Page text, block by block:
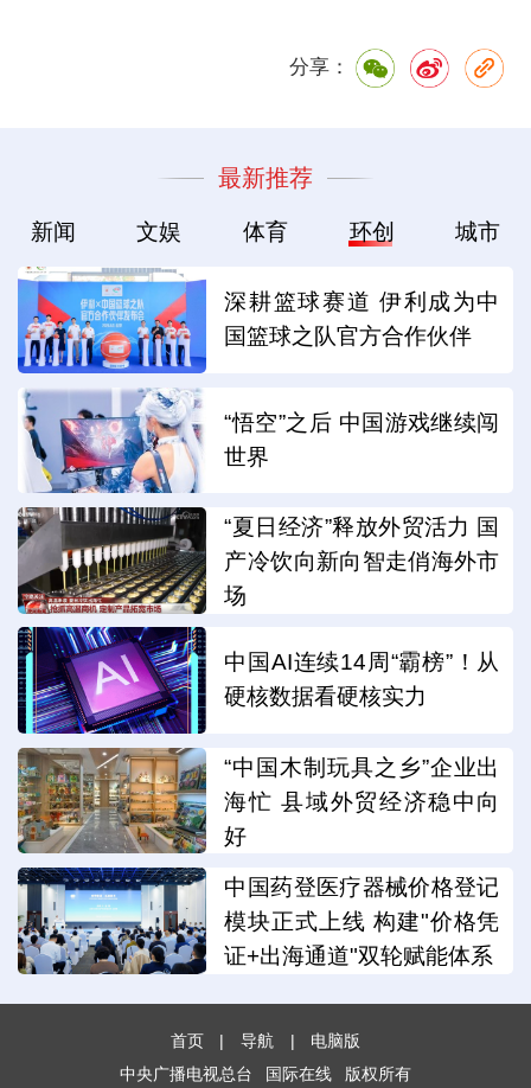
分享：
最新推荐
新闻 文娱 体育 环创 城市
深耕篮球赛道 伊利成为中
国篮球之队官方合作伙伴
“悟空”之后 中国游戏继续闯
世界
“夏日经济”释放外贸活力 国
产冷饮向新向智走俏海外市
场
中国AI连续14周“霸榜”！从
硬核数据看硬核实力
“中国木制玩具之乡”企业出
海忙 县域外贸经济稳中向
好
中国药登医疗器械价格登记
模块正式上线 构建"价格凭
证+出海通道"双轮赋能体系
首页 | 导航 |
电脑版
中央广播电视总台
国际在线 版权所有